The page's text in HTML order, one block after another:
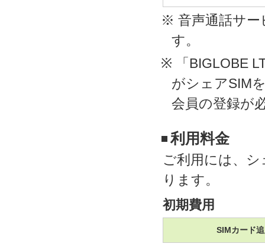
※ 音声通話サー
す。
※ 「BIGLOBE
がシェアSIM
会員の登録が
利用料金
ご利用には、
ります。
初期費用
SIMカード